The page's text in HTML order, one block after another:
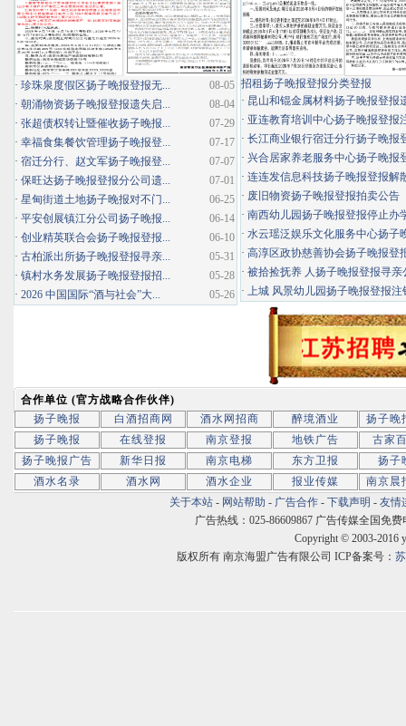
招租扬子晚报登报分类登报
· 昆山和锟金属材料扬子晚报登报
· 亚连教育培训中心扬子晚报登报
· 长江商业银行宿迁分行扬子晚报
· 兴合居家养老服务中心扬子晚报
· 连连发信息科技扬子晚报登报解
· 废旧物资扬子晚报登报拍卖公告
· 南西幼儿园扬子晚报登报停止办
· 水云瑶泛娱乐文化服务中心扬子
· 高淳区政协慈善协会扬子晚报登
· 被拾捡抚养 人扬子晚报登报寻亲
· 上城 风景幼儿园扬子晚报登报注
08-05
· 珍珠泉度假区扬子晚报登报无...
08-04
· 朝涌物资扬子晚报登报遗失启...
07-29
· 张超债权转让暨催收扬子晚报...
07-17
· 幸福食集餐饮管理扬子晚报登...
07-07
· 宿迁分行、赵文军扬子晚报登...
07-01
· 保旺达扬子晚报登报分公司遗...
06-25
· 星甸街道土地扬子晚报对不门...
06-14
· 平安创展镇江分公司扬子晚报...
06-10
· 创业精英联合会扬子晚报登报...
05-31
· 古柏派出所扬子晚报登报寻亲...
05-28
· 镇村水务发展扬子晚报登报招...
05-26
· 2026 中国国际“酒与社会”大...
合作单位 (官方战略合作伙伴)
扬子晚报
白酒招商网 酒水网招商 醉境酒业
扬子晚
扬子晚报
在线登报 南京登报 地铁广告
古家
扬子晚报广告
新华日报 南京电梯 东方卫报
扬子
酒水名录
酒水网 酒水企业 报业传媒
南京晨
关于本站 - 网站帮助 - 广告合作 - 下载声明 - 友情
广告热线：025-86609867 广告传媒全国免费
Copyright © 2003-2016
版权所有 南京海盟广告有限公司 ICP备案号：